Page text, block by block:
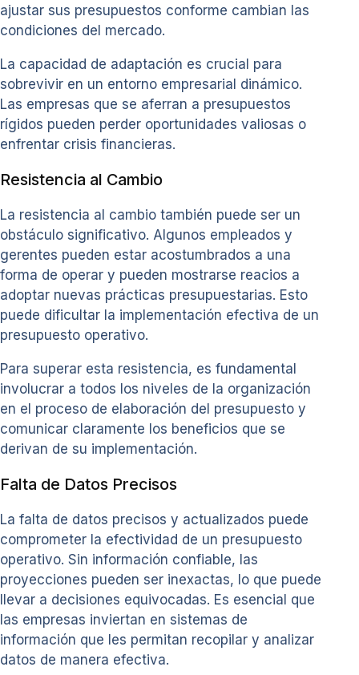
ajustar sus presupuestos conforme cambian las
condiciones del mercado.
La capacidad de adaptación es crucial para
sobrevivir en un entorno empresarial dinámico.
Las empresas que se aferran a presupuestos
rígidos pueden perder oportunidades valiosas o
enfrentar crisis financieras.
Resistencia al Cambio
La resistencia al cambio también puede ser un
obstáculo significativo. Algunos empleados y
gerentes pueden estar acostumbrados a una
forma de operar y pueden mostrarse reacios a
adoptar nuevas prácticas presupuestarias. Esto
puede dificultar la implementación efectiva de un
presupuesto operativo.
Para superar esta resistencia, es fundamental
involucrar a todos los niveles de la organización
en el proceso de elaboración del presupuesto y
comunicar claramente los beneficios que se
derivan de su implementación.
Falta de Datos Precisos
La falta de datos precisos y actualizados puede
comprometer la efectividad de un presupuesto
operativo. Sin información confiable, las
proyecciones pueden ser inexactas, lo que puede
llevar a decisiones equivocadas. Es esencial que
las empresas inviertan en sistemas de
información que les permitan recopilar y analizar
datos de manera efectiva.